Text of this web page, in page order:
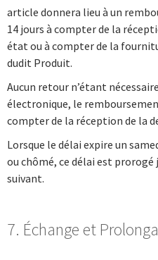
article donnera lieu à un
14 jours à compter de la
état ou à compter de la
dudit Produit.
Aucun retour n’étant
électronique, le
compter de la réception de la
Lorsque le délai expire un
ou chômé, ce délai est prorogé
suivant.
7. Échange et